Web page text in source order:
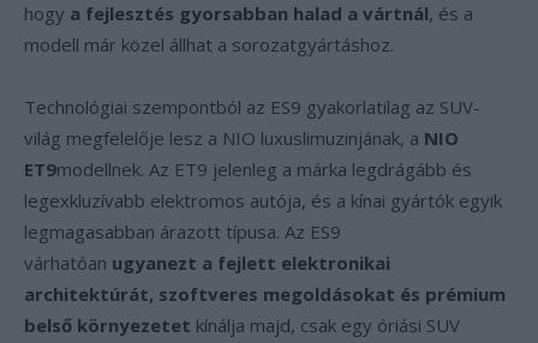
hogy a fejlesztés gyorsabban halad a vártnál, és a
modell már közel állhat a sorozatgyártáshoz.
Technológiai szempontból az ES9 gyakorlatilag az SUV-
világ megfelelője lesz a NIO luxuslimuzinjának, a NIO
ET9modellnek. Az ET9 jelenleg a márka legdrágább és
legexkluzívabb elektromos autója, és a kínai gyártók egyik
legmagasabban árazott típusa. Az ES9
várhatóan ugyanezt a fejlett elektronikai
architektúrát, szoftveres megoldásokat és prémium
belső környezetet kínálja majd, csak egy óriási SUV